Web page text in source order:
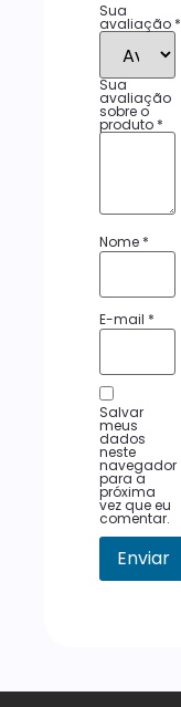
Sua
avaliação *
Sua
avaliação
sobre o
produto *
Nome *
E-mail *
Salvar
meus
dados
neste
navegador
para a
próxima
vez que eu
comentar.